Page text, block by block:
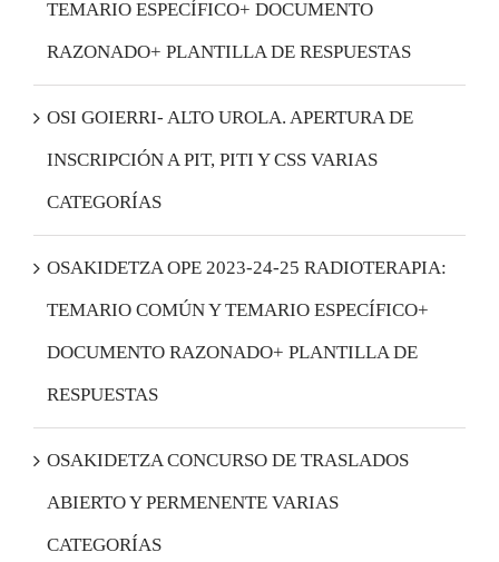
TEMARIO ESPECÍFICO+ DOCUMENTO
RAZONADO+ PLANTILLA DE RESPUESTAS
OSI GOIERRI- ALTO UROLA. APERTURA DE
INSCRIPCIÓN A PIT, PITI Y CSS VARIAS
CATEGORÍAS
OSAKIDETZA OPE 2023-24-25 RADIOTERAPIA:
TEMARIO COMÚN Y TEMARIO ESPECÍFICO+
DOCUMENTO RAZONADO+ PLANTILLA DE
RESPUESTAS
OSAKIDETZA CONCURSO DE TRASLADOS
ABIERTO Y PERMENENTE VARIAS
CATEGORÍAS